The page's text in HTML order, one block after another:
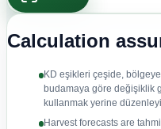
Calculation
KD eşikleri çeşide,
budamaya göre değişiklik
kullanmak yerine
Harvest forecasts are